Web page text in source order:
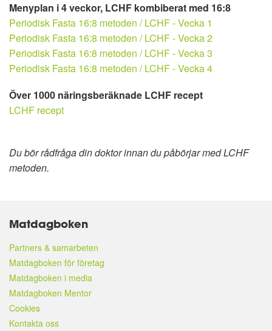
Menyplan i 4 veckor, LCHF kombiberat med 16:8
Periodisk Fasta 16:8 metoden / LCHF - Vecka 1
Periodisk Fasta 16:8 metoden / LCHF - Vecka 2
Periodisk Fasta 16:8 metoden / LCHF - Vecka 3
Periodisk Fasta 16:8 metoden / LCHF - Vecka 4
Över 1000 näringsberäknade LCHF recept
LCHF recept
Du bör rådfråga din doktor innan du påbörjar med LCHF
metoden.
Matdagboken
Partners & samarbeten
Matdagboken för företag
Matdagboken i media
Matdagboken Mentor
Cookies
Kontakta oss